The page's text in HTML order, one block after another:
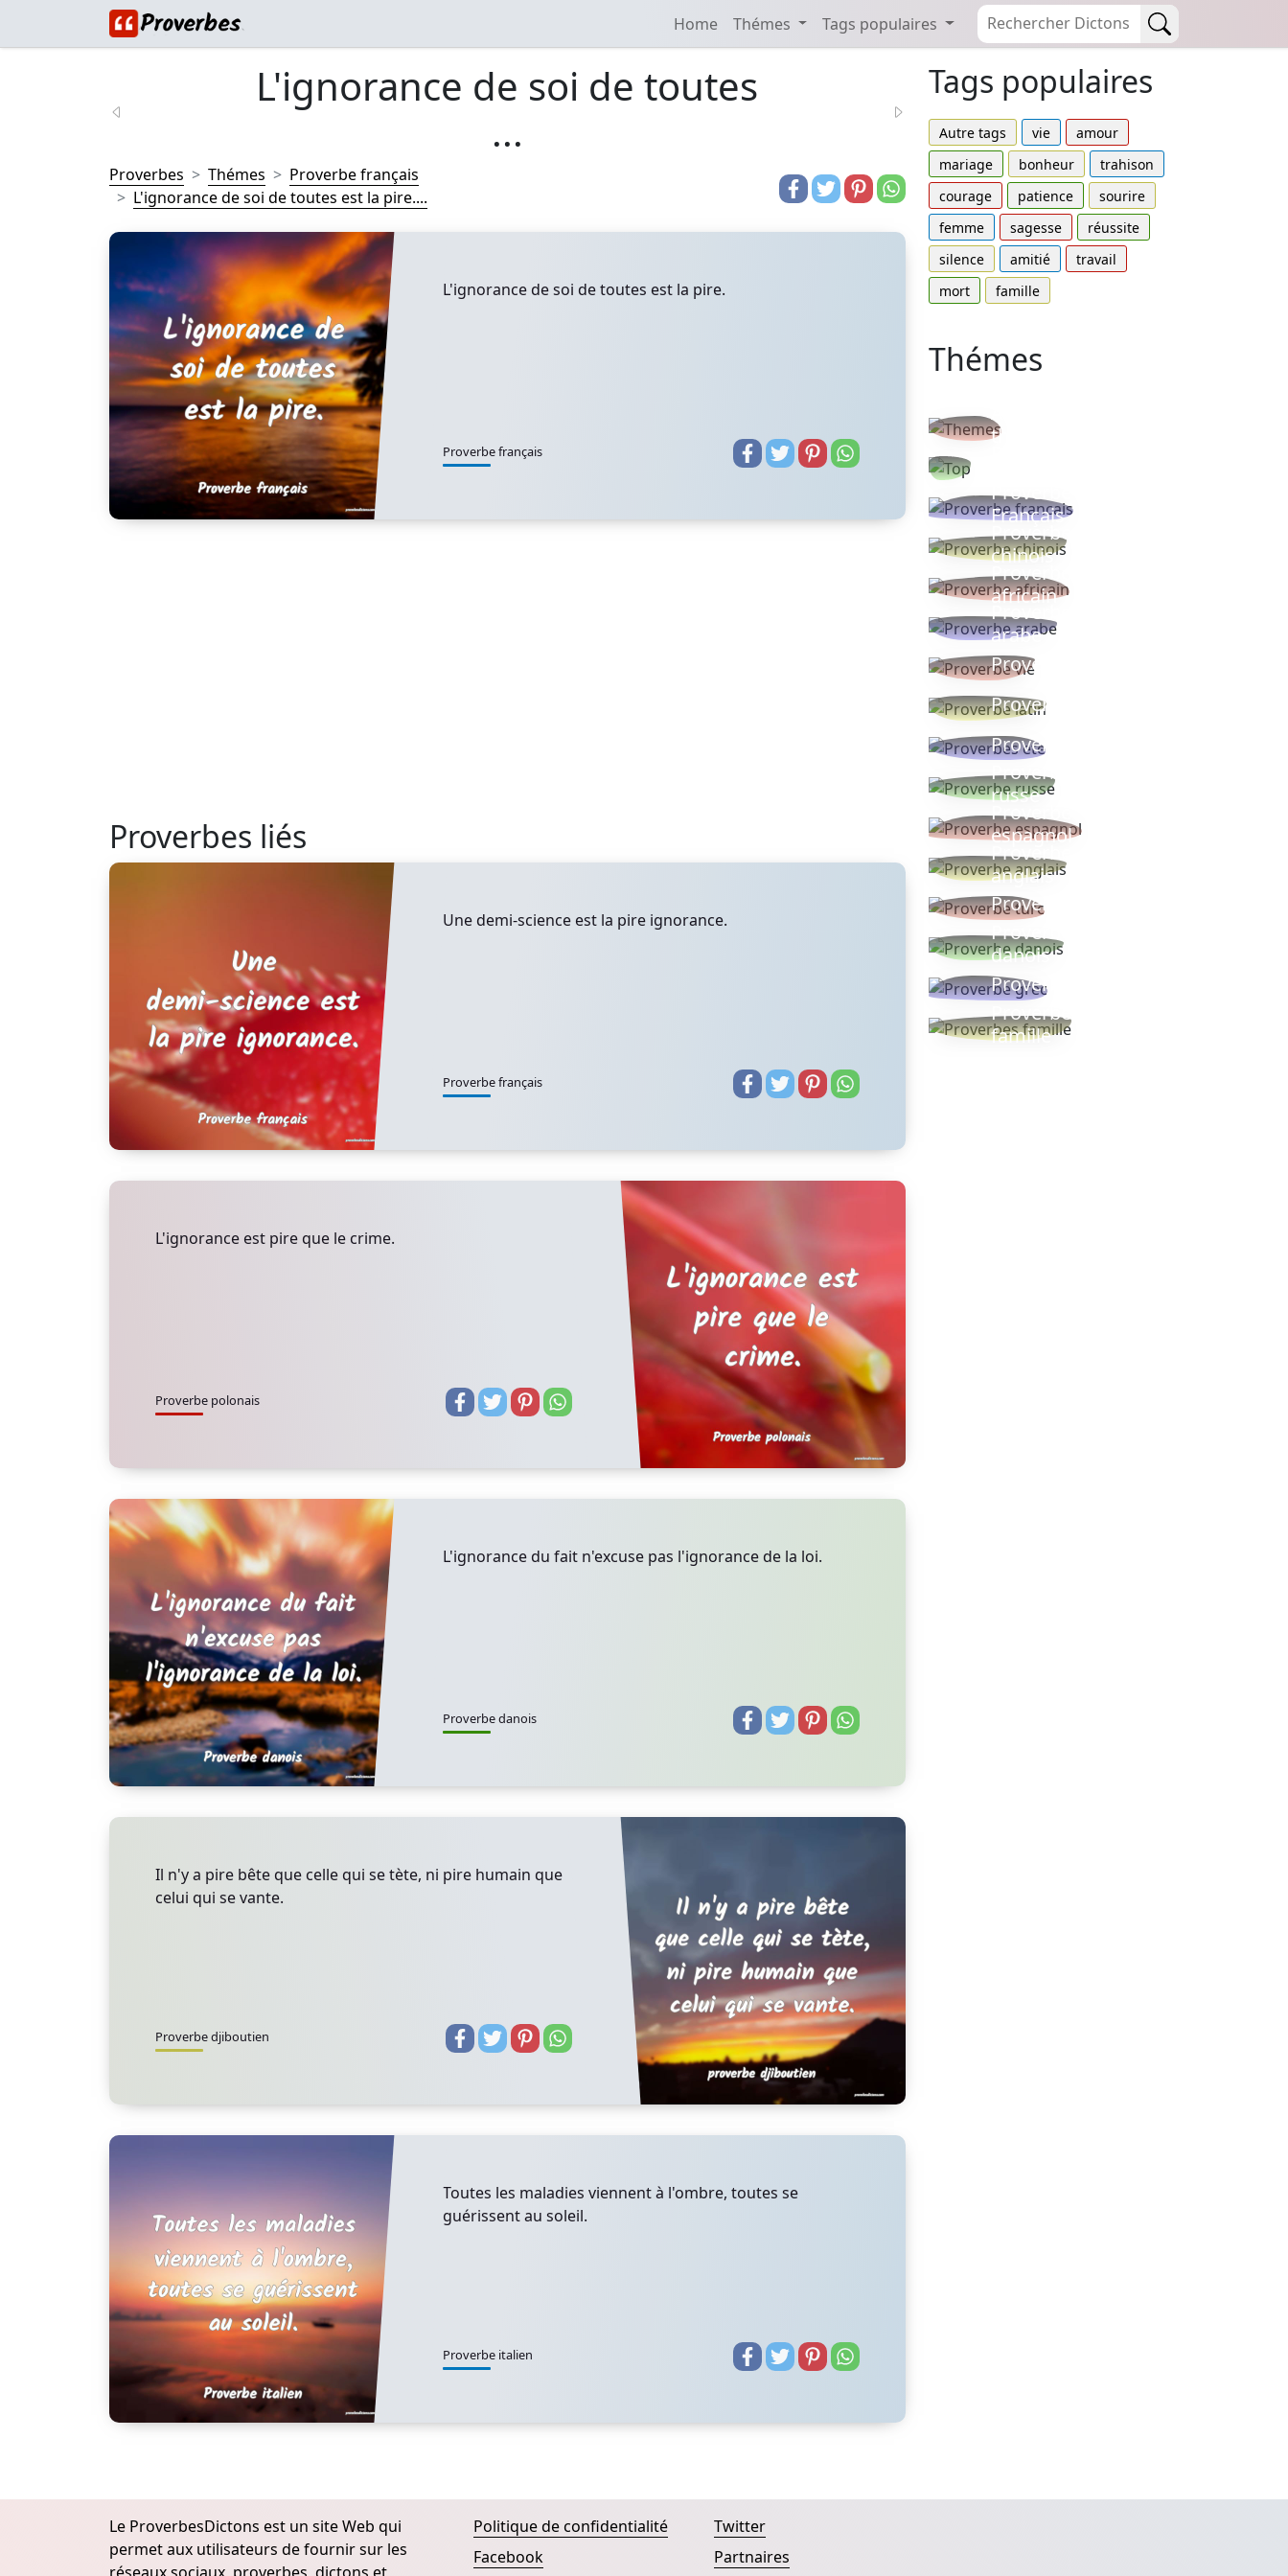
Home Thémes Tags populaires
L'ignorance de soi de toutes
...
Proverbes Thémes
Proverbe français
L'ignorance de soi de toutes est la pire....
L'ignorance de soi de toutes est la pire.
Proverbe français
Proverbes liés
Une demi-science est la pire ignorance.
Proverbe français
L'ignorance est pire que le crime.
Proverbe polonais
L'ignorance du fait n'excuse pas l'ignorance de la loi.
Proverbe danois
Il n'y a pire bête que celle qui se tète, ni pire humain que
celui qui se vante.
Proverbe djiboutien
Toutes les maladies viennent à l'ombre, toutes se
guérissent au soleil.
Proverbe italien
Tags populaires
Autre tags vie
amour
mariage
bonheur
trahison
courage
patience
sourire
femme
sagesse
réussite
silence
amitié
travail
mort
famille
Thémes
thèmes
Proverbe
Français
Proverbe
chinois
Proverbe
africain
Proverbe
arabe
Proverbe vie
Proverbe latin
Proverbes ete
Proverbe
russe
Proverbe
espagnol
Proverbe
anglais
Proverbe turc
Proverbe
danois
Proverbe grec
Proverbes
famille
Le ProverbesDictons est un site Web qui
permet aux utilisateurs de fournir sur les
Politique de confidentialité
Facebook
Twitter
Partnaires